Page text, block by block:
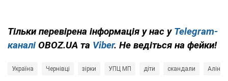
Тільки перевірена інформація у нас у Telegram-
каналі OBOZ.UA та Viber. Не ведіться на фейки!
Україна Чернівці зірки УПЦ МП діти скандали Аліна